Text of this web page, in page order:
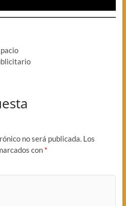
no será publicada. Los
con *